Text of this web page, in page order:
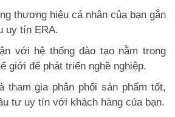
thương hiệu cá nhân của bạn gắn
uy tín ERA.
với hệ thống đào tạo nằm trong
giới để phát triển nghề nghiệp.
gia phân phối sản phẩm tốt,
tư uy tín với khách hàng của bạn.